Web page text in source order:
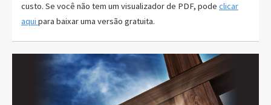
custo. Se você não tem um visualizador de PDF, pode clicar
aqui para baixar uma versão gratuita.